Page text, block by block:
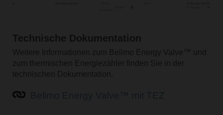
Technische Dokumentation
Weitere Informationen zum Belimo Energy Valve™ und
zum thermischen Energiezähler finden Sie in der
technischen Dokumentation.